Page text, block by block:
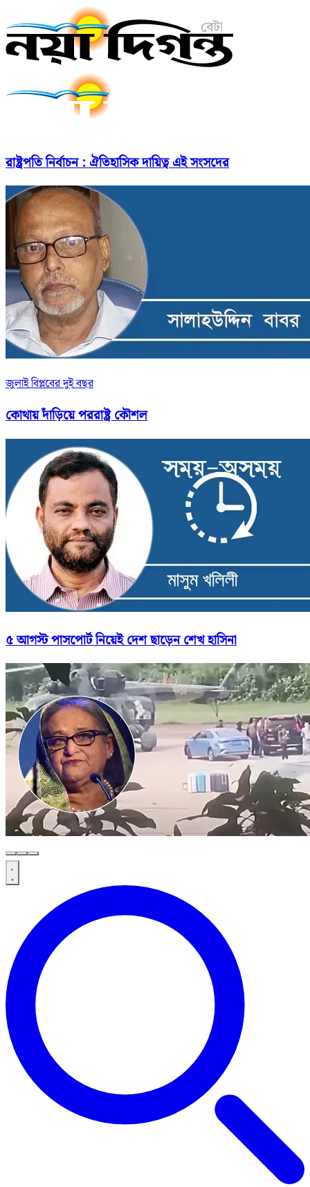
রাষ্ট্রপতি নির্বাচন : ঐতিহাসিক দায়িত্ব এই সংসদের
জুলাই বিপ্লবের দুই বছর
কোথায় দাঁড়িয়ে পররাষ্ট্র কৌশল
৫ আগস্ট পাসপোর্ট নিয়েই দেশ ছাড়েন শেখ হাসিনা